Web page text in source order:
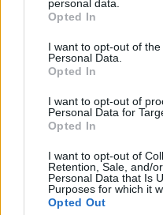
grant or deny consent to
use your data for below
consent section.
personal data.
Opted In
I want to opt-out of
Personal Data.
Opted In
I want to opt-out of
Personal Data for
Opted In
I want to opt-out of
Retention, Sale, and/
Personal Data that Is
Purposes for which it
Opted Out
Az olasz legenda és
csapattársa, Frederic
kvalifikálták magukat.
és a hetedik helyen maradt.
Amikor Rossi átvette a
Jules Gounon nyomása
ért célba.
TEAM WRT